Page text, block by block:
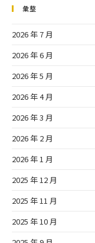
彙整
2026 年 7 月
2026 年 6 月
2026 年 5 月
2026 年 4 月
2026 年 3 月
2026 年 2 月
2026 年 1 月
2025 年 12 月
2025 年 11 月
2025 年 10 月